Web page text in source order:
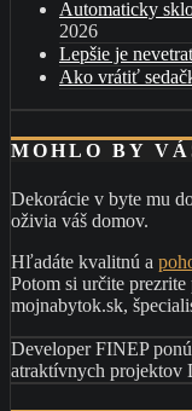
Automaticky
2026
Lepšie je
Ako vrátiť
MOHLO BY
Dekorácie v byte mu
oživia váš domov.
Hľadáte kvalitnú a
Potom si určite
mojnabytok.sk,
Developer FINEP
atraktívnych projektov